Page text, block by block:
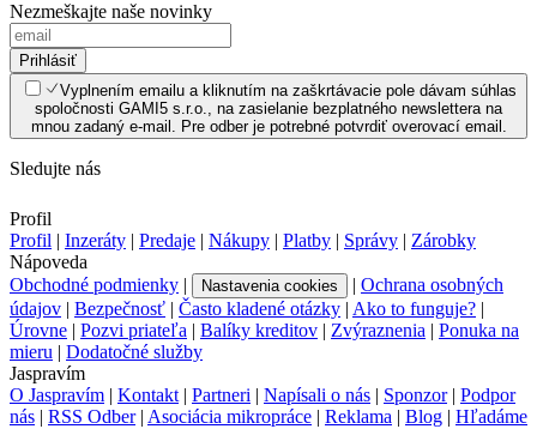
Nezmeškajte naše novinky
Prihlásiť
Vyplnením emailu a kliknutím na zaškrtávacie pole dávam súhlas
spoločnosti GAMI5 s.r.o., na zasielanie bezplatného newslettera na
mnou zadaný e-mail. Pre odber je potrebné potvrdiť overovací email.
Sledujte nás
Profil
Profil | Inzeráty | Predaje | Nákupy | Platby | Správy | Zárobky
Nápoveda
Obchodné podmienky | Nastavenia cookies | Ochrana osobných
údajov | Bezpečnosť | Často kladené otázky | Ako to funguje? |
Úrovne | Pozvi priateľa | Balíky kreditov | Zvýraznenia | Ponuka na
mieru | Dodatočné služby
Jaspravím
O Jaspravím | Kontakt | Partneri | Napísali o nás | Sponzor| Podpor
nás | RSS Odber| Asociácia mikropráce | Reklama | Blog | Hľadáme